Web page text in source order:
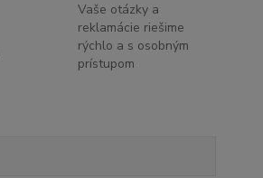
Vaše otázky a
reklamácie riešime
rýchlo a s osobným
prístupom